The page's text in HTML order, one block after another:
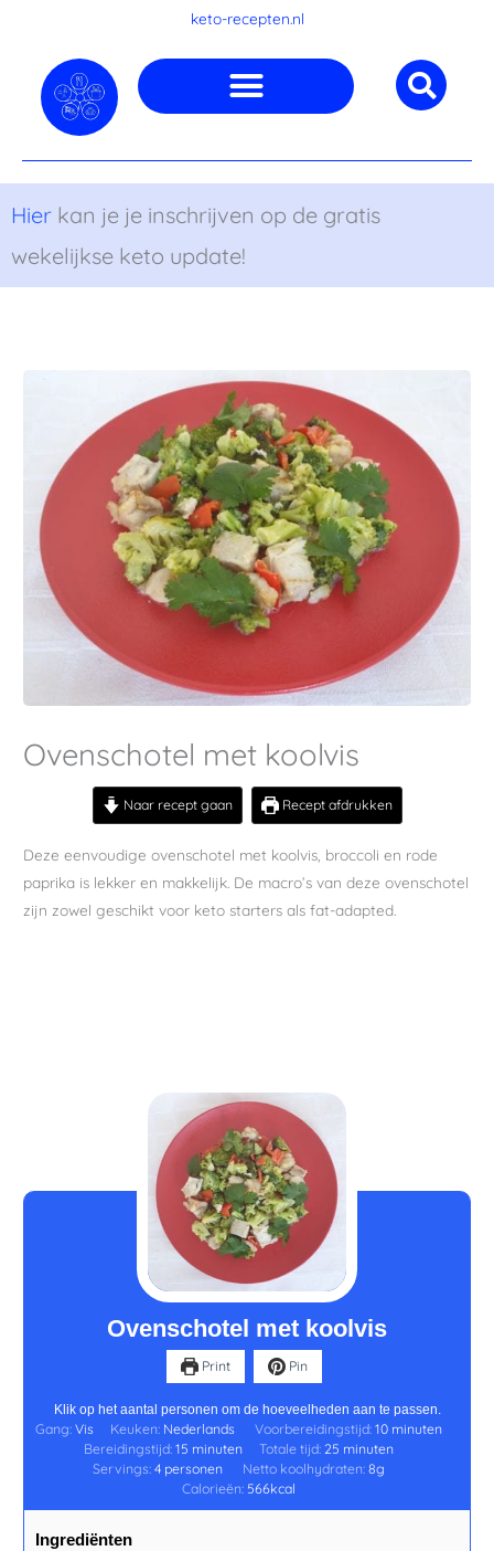
inhoud
keto-recepten.nl
Hier kan je je inschrijven op de gratis
wekelijkse keto update!
Ovenschotel met koolvis
Naar recept gaan Recept afdrukken
Deze eenvoudige ovenschotel met koolvis, broccoli en rode
paprika is lekker en makkelijk. De macro’s van deze ovenschotel
zijn zowel geschikt voor keto starters als fat-adapted.
Ovenschotel met koolvis
Print Pin
Klik op het aantal personen om de hoeveelheden aan te passen.
Gang:Vis Keuken: Nederlands Voorbereidingstijd: 10 minuten
Bereidingstijd:15
minuten
minuten Totale tijd: 25 minuten
Servings:4 personen Netto koolhydraten: 8g
Calorieën: 566kcal
Ingrediënten